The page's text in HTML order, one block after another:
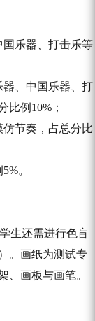
国乐器、打击乐等
器、中国乐器、打
比例10%；
仿节奏，占总分比
。
生还需进行色盲
。画纸为测试专
、画板与画笔。